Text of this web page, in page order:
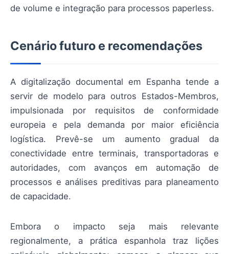
de volume e integração para processos paperless.
Cenário futuro e recomendações
A digitalização documental em Espanha tende a
servir de modelo para outros Estados-Membros,
impulsionada por requisitos de conformidade
europeia e pela demanda por maior eficiência
logística. Prevê-se um aumento gradual da
conectividade entre terminais, transportadoras e
autoridades, com avanços em automação de
processos e análises preditivas para planeamento
de capacidade.
Embora o impacto seja mais relevante
regionalmente, a prática espanhola traz lições